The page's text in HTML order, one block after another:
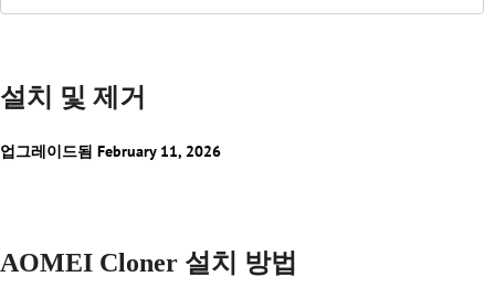
설치 및 제거
업그레이드됨 February 11, 2026
AOMEI Cloner 설치 방법